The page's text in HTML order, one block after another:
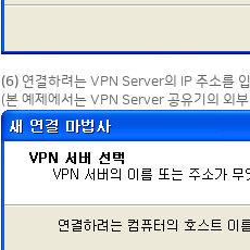
(6) 연결하려는 VPN Server의 IP 주소를
(본 예제에서는 VPN Server 공유기의 외